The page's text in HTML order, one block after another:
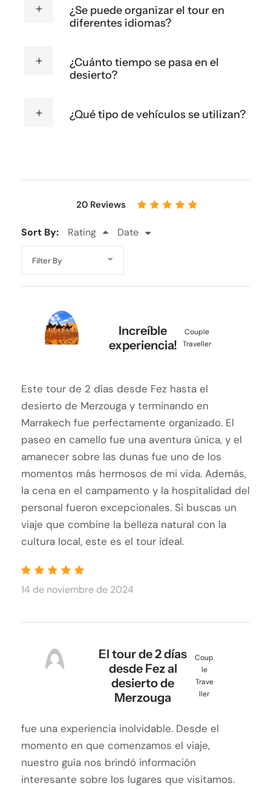
¿Se puede organizar el tour en
diferentes idiomas?
¿Cuánto tiempo se pasa en el
desierto?
¿Qué tipo de vehículos se utilizan?
20 Reviews
Sort By: Rating Date
Increíble
experiencia!
Couple
Traveller
Este tour de 2 días desde Fez hasta el
desierto de Merzouga y terminando en
Marrakech fue perfectamente organizado. El
paseo en camello fue una aventura única, y el
amanecer sobre las dunas fue uno de los
momentos más hermosos de mi vida. Además,
la cena en el campamento y la hospitalidad del
personal fueron excepcionales. Si buscas un
viaje que combine la belleza natural con la
cultura local, este es el tour ideal.
14 de noviembre de 2024
El tour de 2 días
desde Fez al
desierto de
Merzouga
Coup
le
Trave
ller
fue una experiencia inolvidable. Desde el
momento en que comenzamos el viaje,
nuestro guía nos brindó información
interesante sobre los lugares que visitamos.